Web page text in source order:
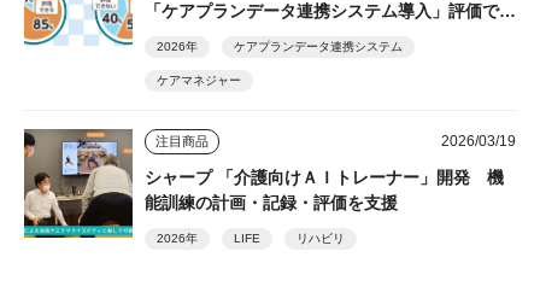
「ケアプランデータ連携システム導入」評価でき
2026年 ケアプランデータ連携システム
ケアマネジャー
注目商品 2026/03/19
シャープ 「介護向けＡＩトレーナー」開発 機
能訓練の計画・記録・評価を支援
2026年 LIFE リハビリ